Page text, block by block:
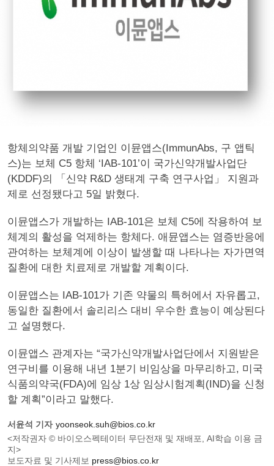
항체의약품 개발 기업인 이뮨앱스(ImmunAbs, 구 앱틱
스)는 보체 C5 항체 ‘IAB-101’이 국가신약개발사업단
(KDDF)의 「신약 R&D 생태계 구축 연구사업」 지원과
제로 선정됐다고 5일 밝혔다.
이뮨앱스가 개발하는 IAB-101은 보체 C5에 작용하여 보
체계의 활성을 억제하는 항체다. 애뮨앱스는 염증반응에
관여하는 보체계에 이상이 발생할 때 나타나는 자가면역
질환에 대한 치료제로 개발할 계획이다.
이뮨앱스는 IAB-101가 기존 약물의 특허에서 자유롭고,
동일한 질환에서 솔리리스 대비 우수한 효능이 예상된다
고 설명했다.
이뮨앱스 관계자는 “국가신약개발사업단에서 지원받은
연구비를 이용해 내년 1분기 비임상을 마무리하고, 미국
식품의약국(FDA)에 임상 1상 임상시험계획(IND)을 신청
할 계획”이라고 말했다.
서윤석 기자 yoonseok.suh@bios.co.kr
<저작권자 © 바이오스펙테이터 무단전재 및 재배포, AI학습 이용 금
지>
보도자료 및 기사제보 press@bios.co.kr